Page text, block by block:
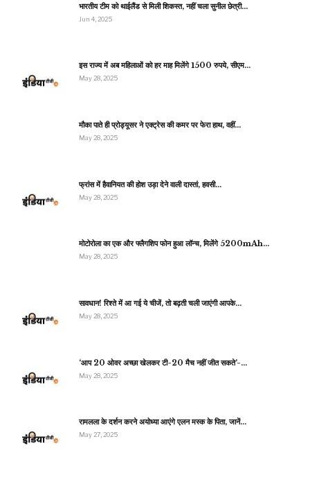
भारतीय टीम को थाईलैंड से मिली शिकस्त, नहीं चला सुनील छेत्री…
Jun 4, 2025
इस राज्य में अब महिलाओं को हर माह मिलेंगे 1500 रुपये, सीएम…
May 28, 2025
मौका पाते ही प्रोड्यूसर ने एक्ट्रेस की कमर पर फेरा हाथ, वहीं…
May 28, 2025
फ्रांस में हैवानियत की होश उड़ा देने वाली दास्तां, हवसी…
May 28, 2025
मोटोरोला का एक और फ्लैगशिप फोन हुआ लॉन्च, मिलेंगे 5200mAh…
May 28, 2025
सावधान! रिश्ते में आ गई ये चीजें, तो बढ़ती चली जाएंगी आपके…
May 28, 2025
‘आप 20 ओवर अच्छा खेलकर टी-20 मैच नहीं जीत सकते’-…
May 28, 2025
रामलला के दर्शन करने अयोध्या आएंगे एलन मस्क के पिता, जानें…
May 27, 2025